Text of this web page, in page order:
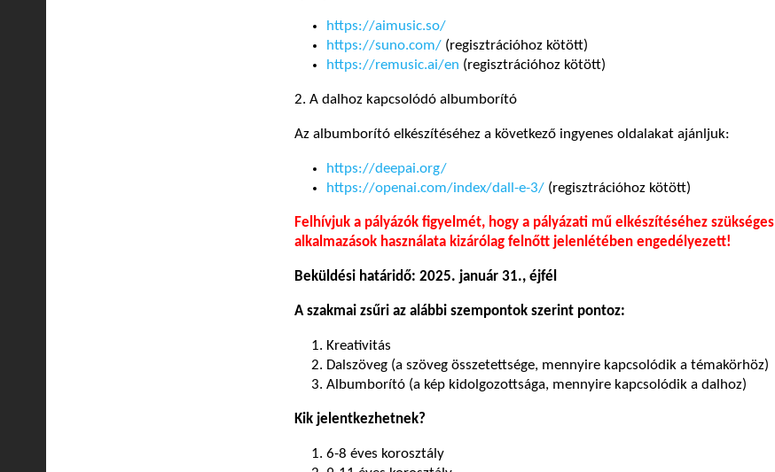
https://aimusic.so/
https://suno.com/ (regisztrációhoz kötött)
https://remusic.ai/en (regisztrációhoz kötött)
2. A dalhoz kapcsolódó albumborító
Az albumborító elkészítéséhez a következő ingyenes oldalakat ajánljuk:
https://deepai.org/
https://openai.com/index/dall-e-3/ (regisztrációhoz kötött)
Felhívjuk a pályázók figyelmét, hogy a pályázati mű elkészítéséhez szükséges
alkalmazások használata kizárólag felnőtt jelenlétében engedélyezett!
Beküldési határidő: 2025. január 31., éjfél
A szakmai zsűri az alábbi szempontok szerint pontoz:
Kreativitás
Dalszöveg (a szöveg összetettsége, mennyire kapcsolódik a témakörhöz)
Albumborító (a kép kidolgozottsága, mennyire kapcsolódik a dalhoz)
Kik jelentkezhetnek?
6-8 éves korosztály